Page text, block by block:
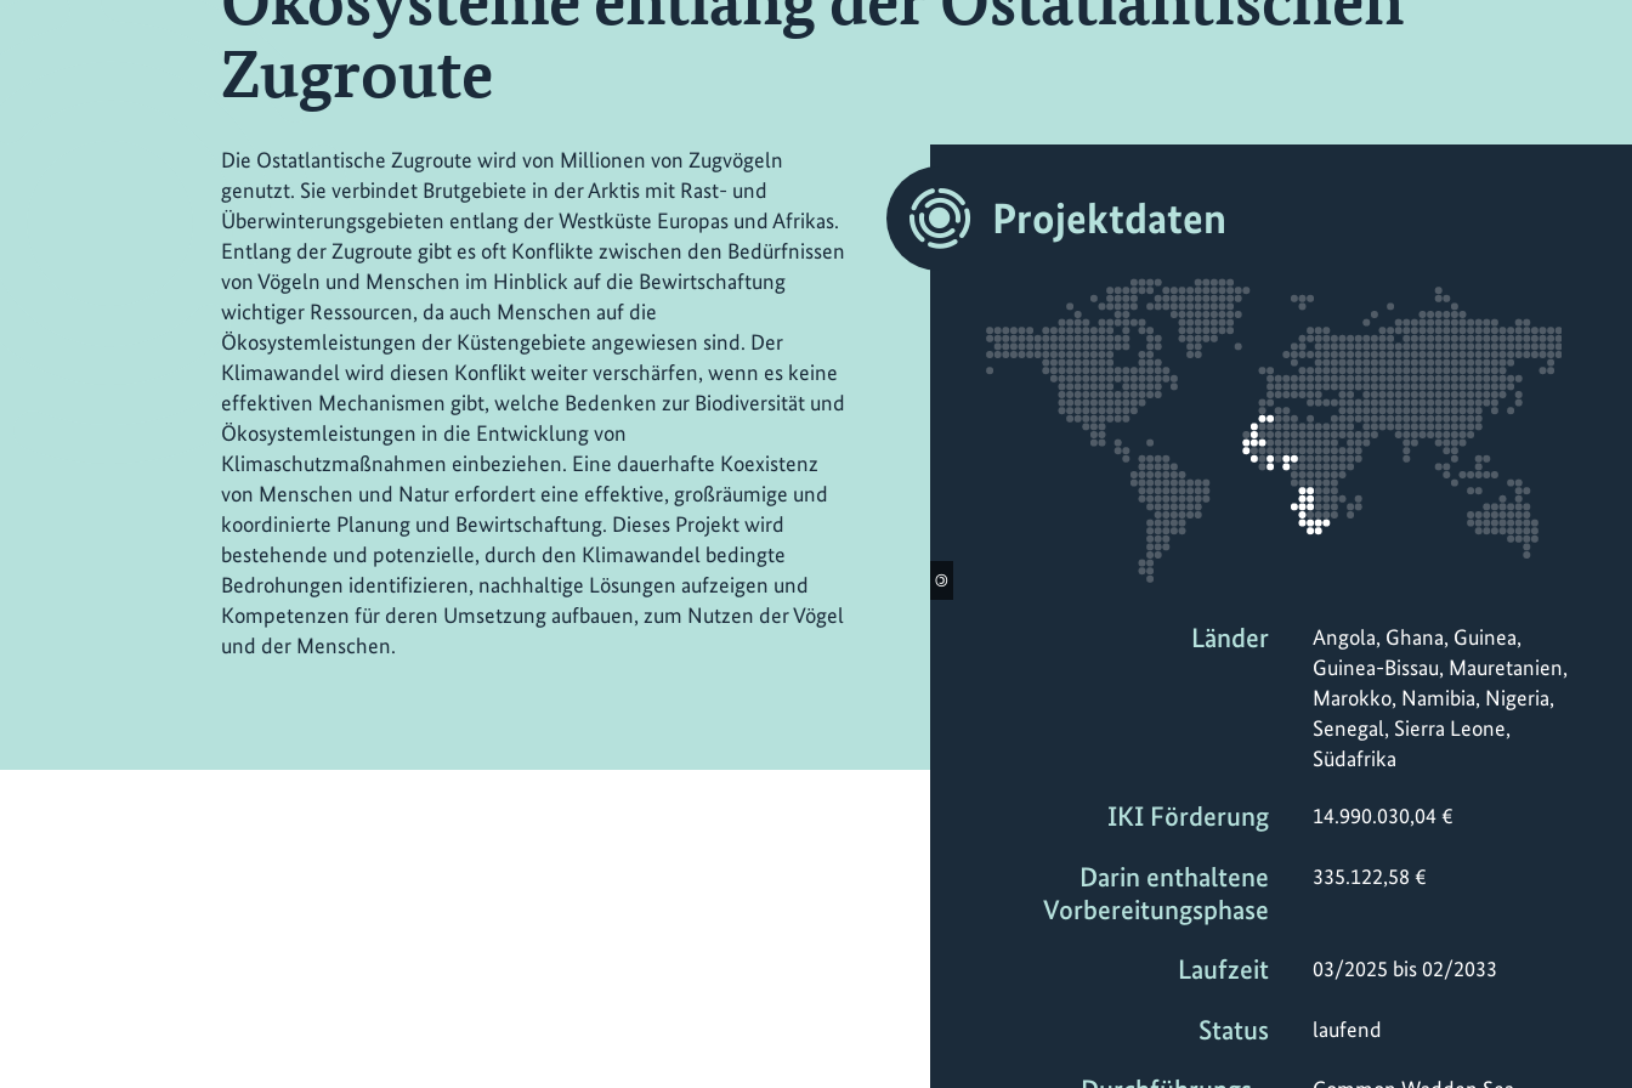
Zugroute
Die Ostatlantische Zugroute wird von Millionen von Zugvögeln
genutzt. Sie verbindet Brutgebiete in der Arktis mit Rast- und
Überwinterungsgebieten entlang der Westküste Europas und Afrikas.
Entlang der Zugroute gibt es oft Konflikte zwischen den Bedürfnissen
von Vögeln und Menschen im Hinblick auf die Bewirtschaftung
wichtiger Ressourcen, da auch Menschen auf die
Ökosystemleistungen der Küstengebiete angewiesen sind. Der
Klimawandel wird diesen Konflikt weiter verschärfen, wenn es keine
effektiven Mechanismen gibt, welche Bedenken zur Biodiversität und
Ökosystemleistungen in die Entwicklung von
Klimaschutzmaßnahmen einbeziehen. Eine dauerhafte Koexistenz
von Menschen und Natur erfordert eine effektive, großräumige und
koordinierte Planung und Bewirtschaftung. Dieses Projekt wird
bestehende und potenzielle, durch den Klimawandel bedingte
Bedrohungen identifizieren, nachhaltige Lösungen aufzeigen und
Kompetenzen für deren Umsetzung aufbauen, zum Nutzen der Vögel
und der Menschen.
Projektdaten
©
Länder
Angola, Ghana, Guinea,
Guinea-Bissau, Mauretanien,
Marokko, Namibia, Nigeria,
Senegal, Sierra Leone,
Südafrika
IKI Förderung 14.990.030,04 €
Darin enthaltene
Vorbereitungsphase
335.122,58 €
Laufzeit 03/2025 bis 02/2033
Status laufend